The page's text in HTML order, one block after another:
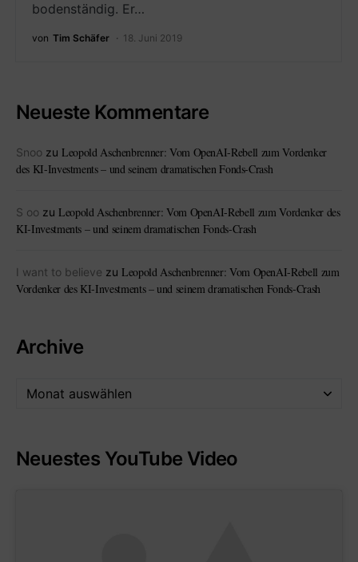
bodenständig. Er…
von Tim Schäfer 18. Juni 2019
Neueste Kommentare
Snoo zu Leopold Aschenbrenner: Vom OpenAI-Rebell zum Vordenker
des KI-Investments – und seinem dramatischen Fonds-Crash
S oo zu Leopold Aschenbrenner: Vom OpenAI-Rebell zum Vordenker des
KI-Investments – und seinem dramatischen Fonds-Crash
I want to believe zu Leopold Aschenbrenner: Vom OpenAI-Rebell zum
Vordenker des KI-Investments – und seinem dramatischen Fonds-Crash
Archive
Neuestes YouTube Video